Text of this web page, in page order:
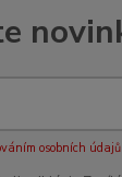
osobních údajů